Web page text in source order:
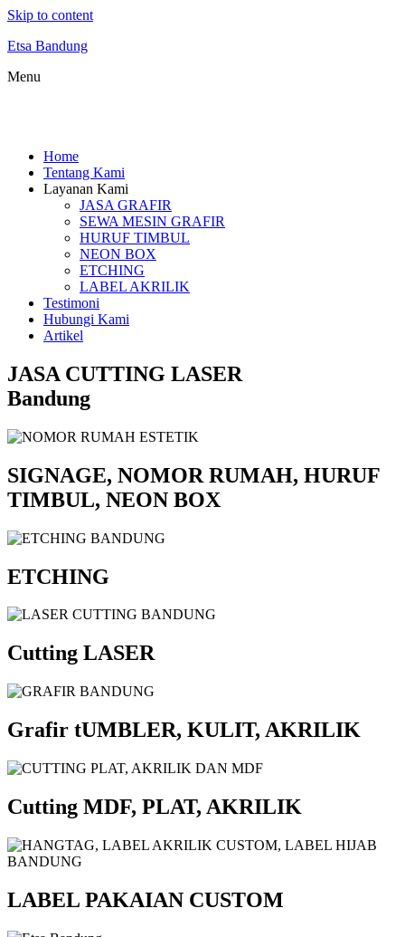
Skip to content
Etsa Bandung
Menu
Home
Tentang Kami
Layanan Kami
JASA GRAFIR
SEWA MESIN GRAFIR
HURUF TIMBUL
NEON BOX
ETCHING
LABEL AKRILIK
Testimoni
Hubungi Kami
Artikel
JASA CUTTING LASER
Bandung
SIGNAGE, NOMOR RUMAH, HURUF
TIMBUL, NEON BOX
ETCHING
Cutting LASER
Grafir tUMBLER, KULIT, AKRILIK
Cutting MDF, PLAT, AKRILIK
LABEL PAKAIAN CUSTOM